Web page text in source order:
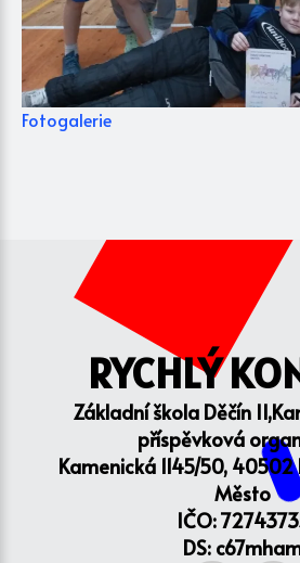
Fotogalerie
RYCHLÝ
Základní škola Děčín
příspěvková
Kamenická 1145/50,
Město
IČO:
DS: